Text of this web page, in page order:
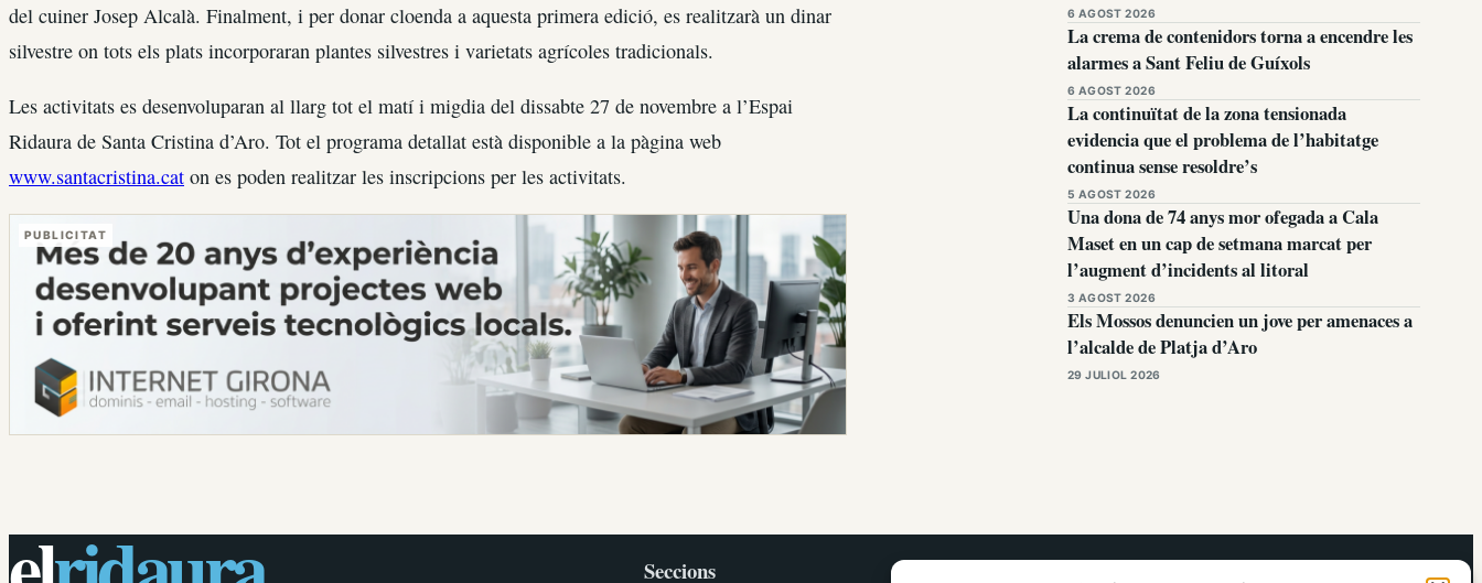
del cuiner Josep Alcalà. Finalment, i per donar cloenda a aquesta primera edició, es realitzarà un dinar
silvestre on tots els plats incorporaran plantes silvestres i varietats agrícoles tradicionals.
Les activitats es desenvoluparan al llarg tot el matí i migdia del dissabte 27 de novembre a l’Espai
Ridaura de Santa Cristina d’Aro. Tot el programa detallat està disponible a la pàgina web
www.santacristina.cat on es poden realitzar les inscripcions per les activitats.
PUBLICITAT
6 AGOST 2026
La crema de contenidors torna a encendre les
alarmes a Sant Feliu de Guíxols
6 AGOST 2026
La continuïtat de la zona tensionada
evidencia que el problema de l’habitatge
continua sense resoldre’s
5 AGOST 2026
Una dona de 74 anys mor ofegada a Cala
Maset en un cap de setmana marcat per
l’augment d’incidents al litoral
3 AGOST 2026
Els Mossos denuncien un jove per amenaces a
l’alcalde de Platja d’Aro
29 JULIOL 2026
Seccions